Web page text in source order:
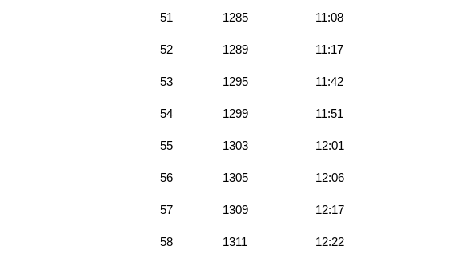
51 1285 11:08
52 1289 11:17
53 1295 11:42
54 1299 11:51
55 1303 12:01
56 1305 12:06
57 1309 12:17
58 1311 12:22